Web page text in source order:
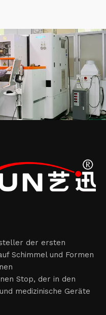
der ersten
Schimmel und Formen
Stop, der in den
medizinische Geräte